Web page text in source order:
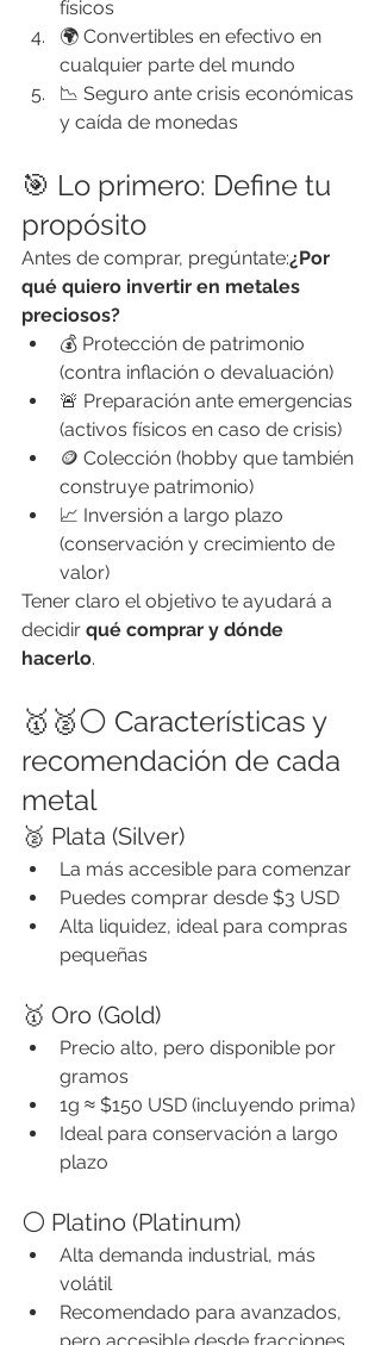
físicos
🌍 Convertibles en efectivo en
cualquier parte del mundo
📉 Seguro ante crisis económicas
y caída de monedas
🎯 Lo primero: Define tu
propósito
Antes de comprar, pregúntate:¿Por
qué quiero invertir en metales
preciosos?
💰 Protección de patrimonio
(contra inflación o devaluación)
🚨 Preparación ante emergencias
(activos físicos en caso de crisis)
🪙 Colección (hobby que también
construye patrimonio)
📈 Inversión a largo plazo
(conservación y crecimiento de
valor)
Tener claro el objetivo te ayudará a
decidir qué comprar y dónde
hacerlo.
🥇🥈⚪ Características y
recomendación de cada
metal
🥈 Plata (Silver)
La más accesible para comenzar
Puedes comprar desde $3 USD
Alta liquidez, ideal para compras
pequeñas
🥇 Oro (Gold)
Precio alto, pero disponible por
gramos
1g ≈ $150 USD (incluyendo prima)
Ideal para conservación a largo
plazo
⚪ Platino (Platinum)
Alta demanda industrial, más
volátil
Recomendado para avanzados,
pero accesible desde fracciones